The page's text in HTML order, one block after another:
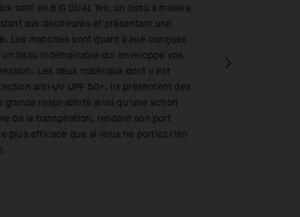
sont en BIG DUAL Tex, un tissu à mailles
aux déchirures et présentant une
Les manches sont quant à elle conçues
tissu indémaillable qui enveloppe vos
Les deux matériaux dont il est
anti-UV UPF 50+. Ils présentent des
grande respirabilité ainsi qu'une action
de la transpiration, rendant son port
plus efficace que si vous ne portiez rien